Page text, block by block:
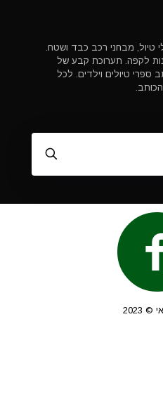
טיול, מבחני רכב כבד ושטח.
לקפה. תערוכת קבע של
ספרי טיולים וילדים. לכל
2023